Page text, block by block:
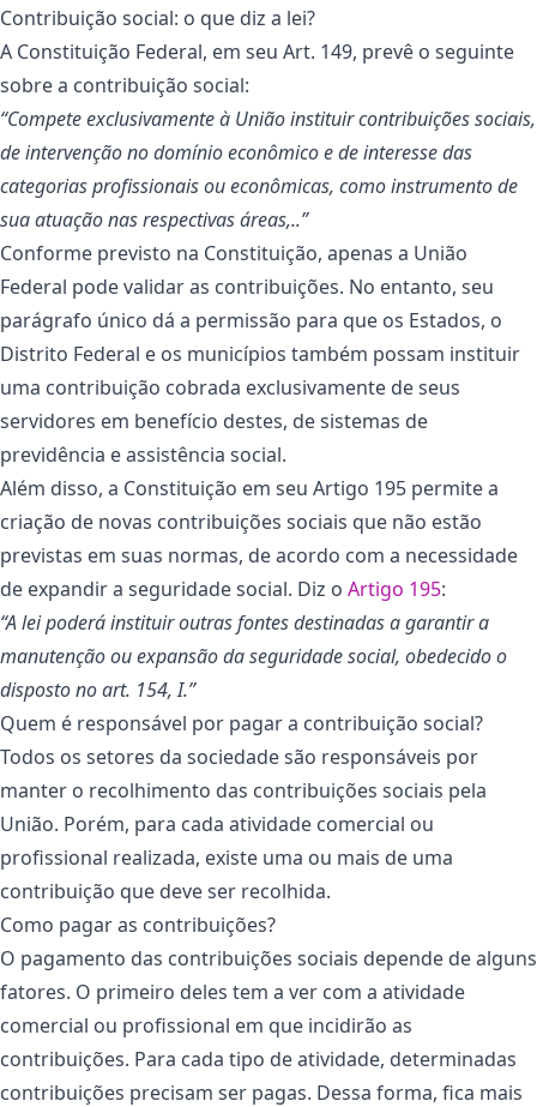
Contribuição social: o que diz a lei?
A Constituição Federal, em seu Art. 149, prevê o seguinte
sobre a contribuição social:
“Compete exclusivamente à União instituir contribuições sociais,
de intervenção no domínio econômico e de interesse das
categorias profissionais ou econômicas, como instrumento de
sua atuação nas respectivas áreas,..”
Conforme previsto na Constituição, apenas a União
Federal pode validar as contribuições. No entanto, seu
parágrafo único dá a permissão para que os Estados, o
Distrito Federal e os municípios também possam instituir
uma contribuição cobrada exclusivamente de seus
servidores em benefício destes, de sistemas de
previdência e assistência social.
Além disso, a Constituição em seu Artigo 195 permite a
criação de novas contribuições sociais que não estão
previstas em suas normas, de acordo com a necessidade
de expandir a seguridade social. Diz o Artigo 195:
“A lei poderá instituir outras fontes destinadas a garantir a
manutenção ou expansão da seguridade social, obedecido o
disposto no art. 154, I.”
Quem é responsável por pagar a contribuição social?
Todos os setores da sociedade são responsáveis por
manter o recolhimento das contribuições sociais pela
União. Porém, para cada atividade comercial ou
profissional realizada, existe uma ou mais de uma
contribuição que deve ser recolhida.
Como pagar as contribuições?
O pagamento das contribuições sociais depende de alguns
fatores. O primeiro deles tem a ver com a atividade
comercial ou profissional em que incidirão as
contribuições. Para cada tipo de atividade, determinadas
contribuições precisam ser pagas. Dessa forma, fica mais